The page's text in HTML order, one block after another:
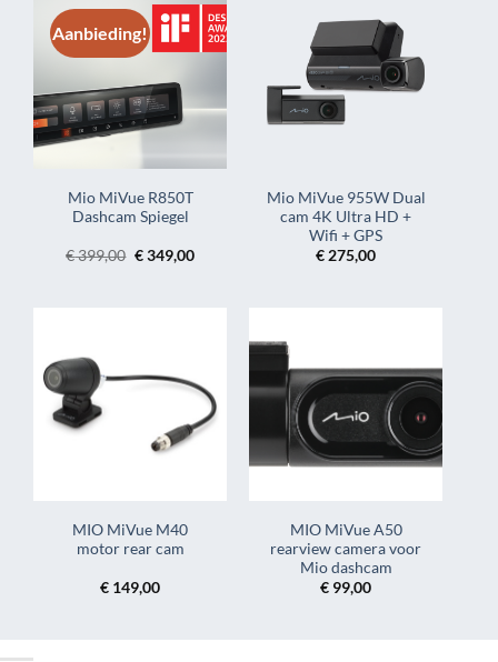
Aanbieding!
Mio MiVue R850T
Dashcam Spiegel
€399,00 Oorspronkelijke
€349,00Huidige
Mio MiVue 955W Dual
cam 4K Ultra HD +
Wifi + GPS
€ 275,00
MIO MiVue M40
motor rear cam
€ 149,00
MIO MiVue A50
rearview camera voor
Mio dashcam
€ 99,00